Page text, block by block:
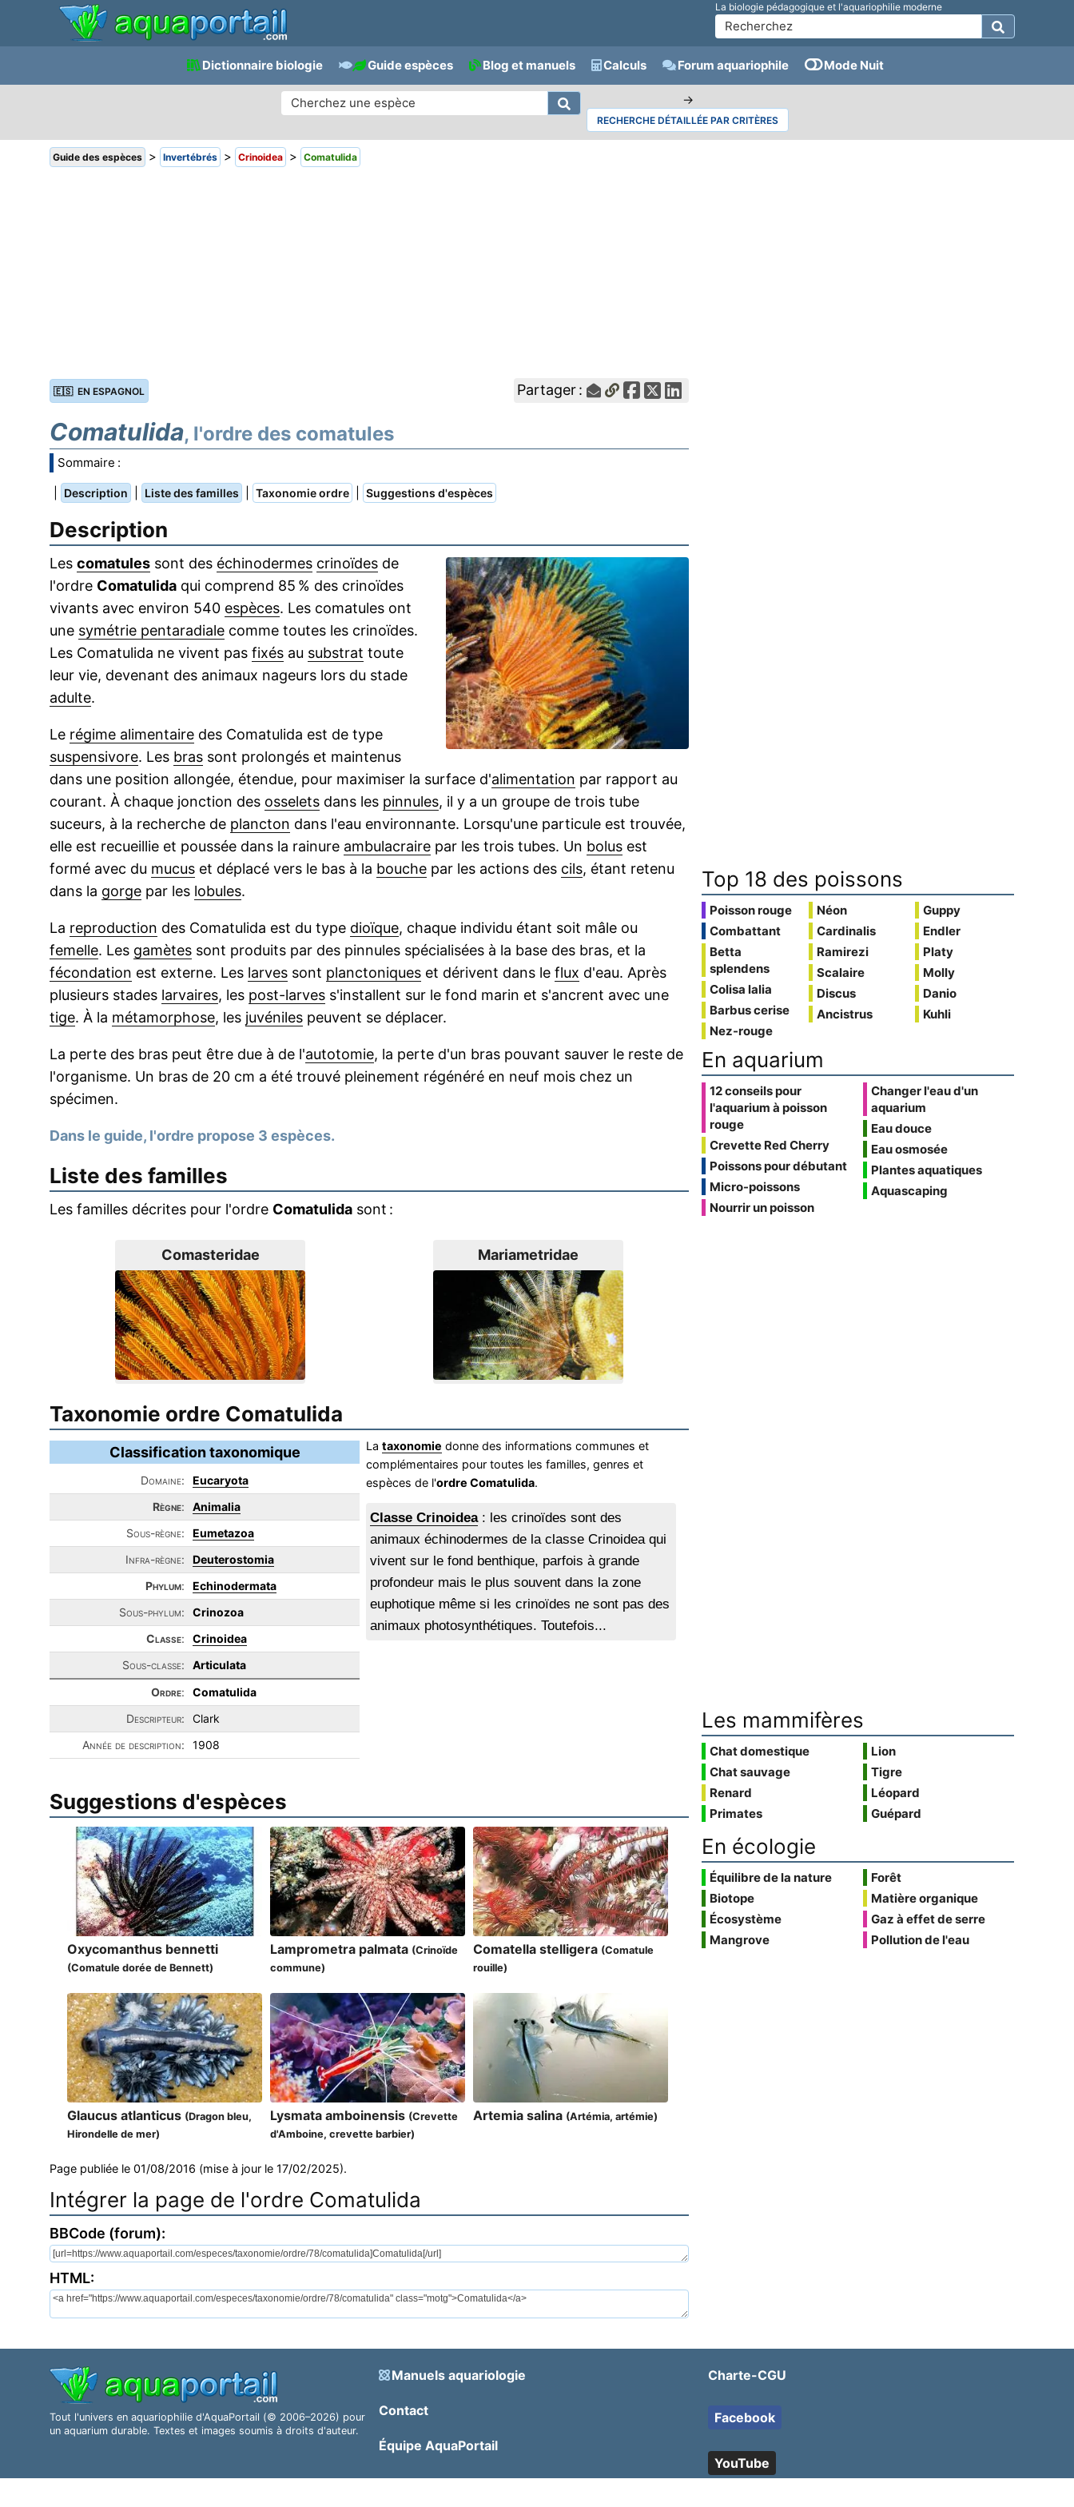
La biologie pédagogique et l'aquariophilie moderne
Dictionnaire biologie Guide espèces Blog et manuels Calculs Forum aquariophile Mode Nuit
→
RECHERCHE DÉTAILLÉE PAR CRITÈRES
Guide des espèces > Invertébrés > Crinoidea > Comatulida
🇪🇸 EN ESPAGNOL Partager :
Comatulida, l'ordre des comatules
Sommaire :
Description Liste des familles Taxonomie ordre Suggestions d'espèces
Description
Les comatules sont des échinodermes crinoïdes de
l'ordre Comatulida qui comprend 85 % des crinoïdes
vivants avec environ 540 espèces. Les comatules ont
une symétrie pentaradiale comme toutes les crinoïdes.
Les Comatulida ne vivent pas fixés au substrat toute
leur vie, devenant des animaux nageurs lors du stade
adulte.
Le régime alimentaire des Comatulida est de type
suspensivore. Les bras sont prolongés et maintenus
dans une position allongée, étendue, pour maximiser la surface d'alimentation par rapport au
courant. À chaque jonction des osselets dans les pinnules, il y a un groupe de trois tube
suceurs, à la recherche de plancton dans l'eau environnante. Lorsqu'une particule est trouvée,
elle est recueillie et poussée dans la rainure ambulacraire par les trois tubes. Un bolus est
formé avec du mucus et déplacé vers le bas à la bouche par les actions des cils, étant retenu
dans la gorge par les lobules.
La reproduction des Comatulida est du type dioïque, chaque individu étant soit mâle ou
femelle. Les gamètes sont produits par des pinnules spécialisées à la base des bras, et la
fécondation est externe. Les larves sont planctoniques et dérivent dans le flux d'eau. Après
plusieurs stades larvaires, les post-larves s'installent sur le fond marin et s'ancrent avec une
tige. À la métamorphose, les juvéniles peuvent se déplacer.
La perte des bras peut être due à de l'autotomie, la perte d'un bras pouvant sauver le reste de
l'organisme. Un bras de 20 cm a été trouvé pleinement régénéré en neuf mois chez un
spécimen.
Dans le guide, l'ordre propose 3 espèces.
Liste des familles
Les familles décrites pour l'ordre Comatulida sont :
Comasteridae Mariametridae
Taxonomie ordre Comatulida
Classification taxonomique
Domaine:
Eucaryota
Règne:
Animalia
Sous-règne:
Eumetazoa
Infra-règne:
Deuterostomia
Phylum:
Echinodermata
Sous-phylum:
Crinozoa
Classe:
Crinoidea
Sous-classe:
Articulata
Ordre:
Comatulida
Descripteur:
Clark
Année de description:
1908
Lataxonomie donne des informations communes et
complémentaires pour toutes les familles, genres et
espèces de l'ordre Comatulida.
Classe Crinoidea: les crinoïdes sont des
animaux échinodermes de la classe Crinoidea qui
vivent sur le fond benthique, parfois à grande
profondeur mais le plus souvent dans la zone
euphotique même si les crinoïdes ne sont pas des
animaux photosynthétiques. Toutefois...
Suggestions d'espèces
Oxycomanthus bennetti
(Comatule dorée de Bennett)
Lamprometra palmata (Crinoïde
commune)
Comatella stelligera (Comatule
rouille)
Glaucus atlanticus (Dragon bleu,
Hirondelle de mer)
Lysmata amboinensis (Crevette
d'Amboine, crevette barbier)
Artemia salina (Artémia, artémie)
Page publiée le 01/08/2016 (mise à jour le 17/02/2025).
Intégrer la page de l'ordre Comatulida
BBCode (forum):
HTML:
Top 18 des poissons
Poisson rouge
Combattant
Betta
splendens
Colisa lalia
Barbus cerise
Nez-rouge
Néon
Cardinalis
Ramirezi
Scalaire
Discus
Ancistrus
Guppy
Endler
Platy
Molly
Danio
Kuhli
En aquarium
12 conseils pour
l'aquarium à poisson
rouge
Crevette Red Cherry
Poissons pour débutant
Micro-poissons
Nourrir un poisson
Changer l'eau d'un
aquarium
Eau douce
Eau osmosée
Plantes aquatiques
Aquascaping
Les mammifères
Chat domestique
Chat sauvage
Renard
Primates
Lion
Tigre
Léopard
Guépard
En écologie
Équilibre de la nature
Biotope
Écosystème
Mangrove
Forêt
Matière organique
Gaz à effet de serre
Pollution de l'eau
Tout l'univers en aquariophilie d'AquaPortail (© 2006–2026) pour
un aquarium durable. Textes et images soumis à droits d'auteur.
Manuels aquariologie
Contact
Équipe AquaPortail
Charte-CGU
Facebook
YouTube